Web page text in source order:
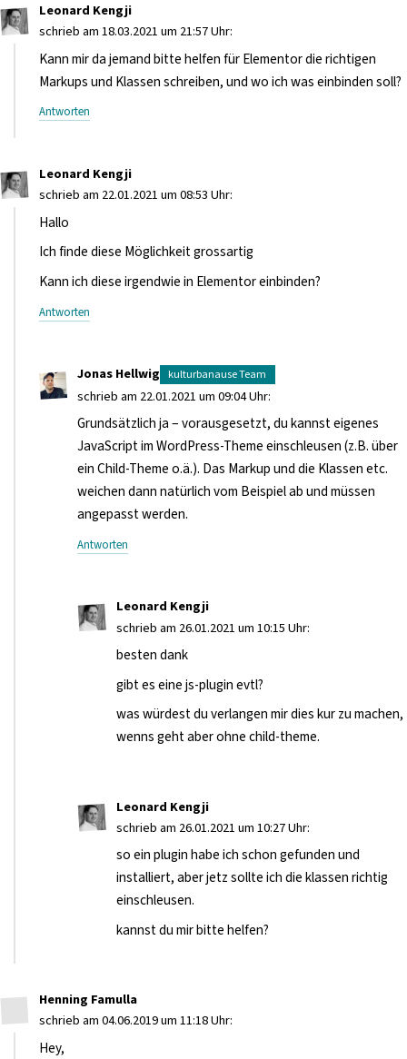
Leonard Kengji
schrieb am 18.03.2021 um 21:57 Uhr:
Kann mir da jemand bitte helfen für Elementor die richtigen
Markups und Klassen schreiben, und wo ich was einbinden soll?
Antworten
Leonard Kengji
schrieb am 22.01.2021 um 08:53 Uhr:
Hallo
Ich finde diese Möglichkeit grossartig
Kann ich diese irgendwie in Elementor einbinden?
Antworten
Jonas Hellwig
schrieb am 22.01.2021 um 09:04 Uhr:
Grundsätzlich ja – vorausgesetzt, du kannst eigenes
JavaScript im WordPress-Theme einschleusen (z.B. über
ein Child-Theme o.ä.). Das Markup und die Klassen etc.
weichen dann natürlich vom Beispiel ab und müssen
angepasst werden.
Antworten
Leonard Kengji
schrieb am 26.01.2021 um 10:15 Uhr:
besten dank
gibt es eine js-plugin evtl?
was würdest du verlangen mir dies kur zu machen,
wenns geht aber ohne child-theme.
Leonard Kengji
schrieb am 26.01.2021 um 10:27 Uhr:
so ein plugin habe ich schon gefunden und
installiert, aber jetz sollte ich die klassen richtig
einschleusen.
kannst du mir bitte helfen?
Henning Famulla
schrieb am 04.06.2019 um 11:18 Uhr:
Hey,